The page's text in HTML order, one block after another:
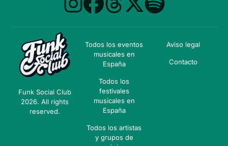
Funk Social Club
2026. All rights
reserved.
Todos los eventos
musicales en
España
Todos los
festivales
musicales en
España
Todos los artistas
y grupos de
Aviso legal
Contacto